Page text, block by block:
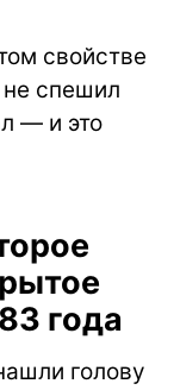
свойстве
не спешил
— и это
года
голову